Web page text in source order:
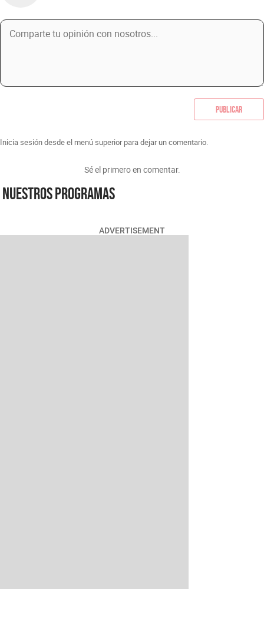
Publicar
Inicia sesión desde el menú superior para dejar un comentario.
Sé el primero en comentar.
Nuestros programas
ADVERTISEMENT